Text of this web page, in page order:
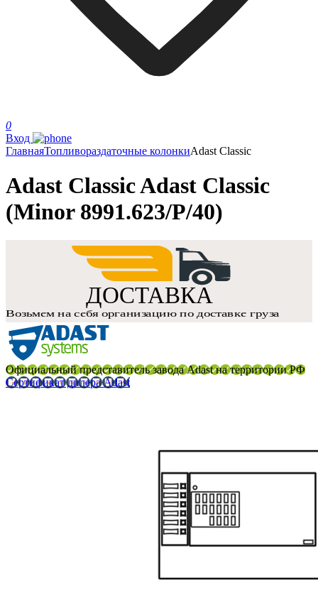
0
Вход
ГлавнаяТопливораздаточные колонкиAdast Classic
Adast Classic Adast Classic
(Minor 8991.623/P/40)
Официальный представитель завода Adast на территории РФ
Сертификат дилера Adast